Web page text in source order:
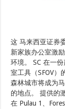
这 马来西亚证券
新家族办公室激
环境。 SC 在一
室工具（SFOV）
森林城市​​将成为
的地点。 提供的
在 Pulau 1、